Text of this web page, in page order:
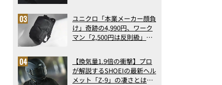
アの実力
ユニクロ「本業メーカー顔負
け」奇跡の4,990円、ワーク
マン「2,500円は反則級」凄
ト3】（2026年6月版）
【換気量1.9倍の衝撃】プロ
が解説するSHOEIの最新ヘル
メット「Z-9」の凄さとは？